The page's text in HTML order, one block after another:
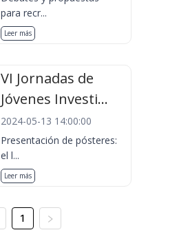
para recr...
Leer más
VI Jornadas de
Jóvenes Investi...
2024-05-13 14:00:00
Presentación de pósteres:
el l...
Leer más
1